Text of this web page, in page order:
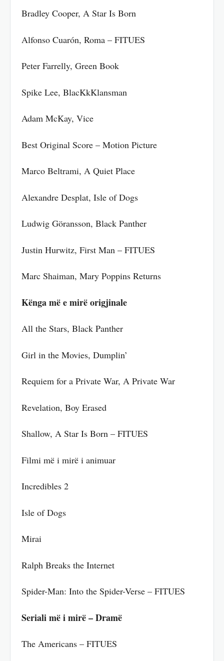
Bradley Cooper, A Star Is Born
Alfonso Cuarón, Roma – FITUES
Peter Farrelly, Green Book
Spike Lee, BlacKkKlansman
Adam McKay, Vice
Best Original Score – Motion Picture
Marco Beltrami, A Quiet Place
Alexandre Desplat, Isle of Dogs
Ludwig Göransson, Black Panther
Justin Hurwitz, First Man – FITUES
Marc Shaiman, Mary Poppins Returns
Kënga më e mirë origjinale
All the Stars, Black Panther
Girl in the Movies, Dumplin’
Requiem for a Private War, A Private War
Revelation, Boy Erased
Shallow, A Star Is Born – FITUES
Filmi më i mirë i animuar
Incredibles 2
Isle of Dogs
Mirai
Ralph Breaks the Internet
Spider-Man: Into the Spider-Verse – FITUES
Seriali më i mirë – Dramë
The Americans – FITUES